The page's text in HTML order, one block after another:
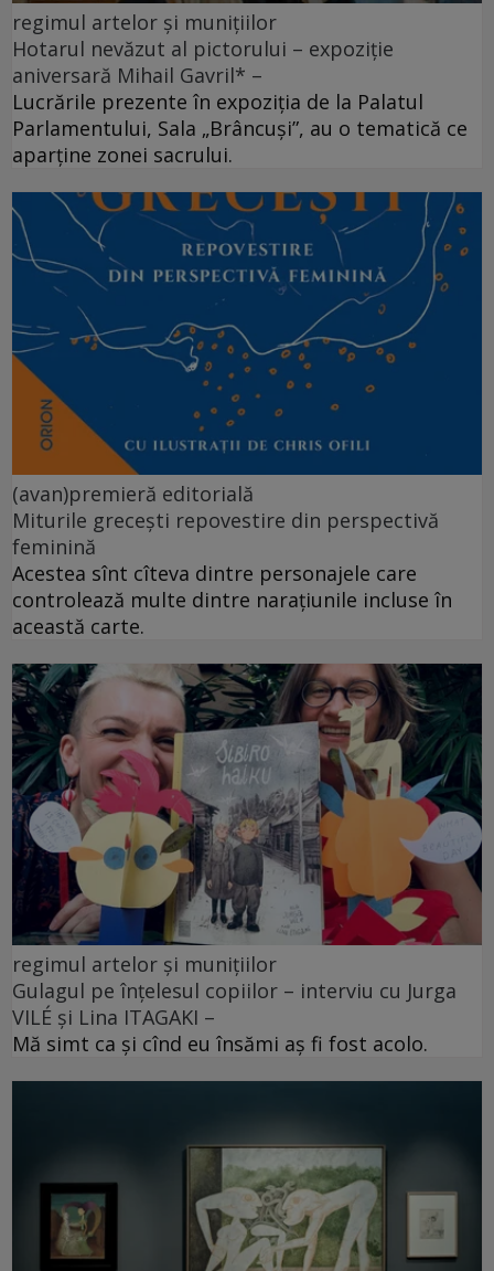
regimul artelor și munițiilor
Hotarul nevăzut al pictorului – expoziție
aniversară Mihail Gavril* –
Lucrările prezente în expoziția de la Palatul
Parlamentului, Sala „Brâncuși”, au o tematică ce
aparține zonei sacrului.
(avan)premieră editorială
Miturile grecești repovestire din perspectivă
feminină
Acestea sînt cîteva dintre personajele care
controlează multe dintre narațiunile incluse în
această carte.
regimul artelor și munițiilor
Gulagul pe înțelesul copiilor – interviu cu Jurga
VILÉ și Lina ITAGAKI –
Mă simt ca și cînd eu însămi aș fi fost acolo.